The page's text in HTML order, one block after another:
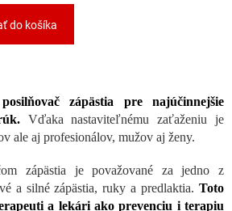
do košíka
zápästia pre najúčinnejšie
Vďaka nastaviteľnému zaťaženiu je
ale aj profesionálov, mužov aj ženy.
zápästia je považované za jedno z
a silné zápästia, ruky a predlaktia. Toto
a lekári ako prevenciu i terapiu